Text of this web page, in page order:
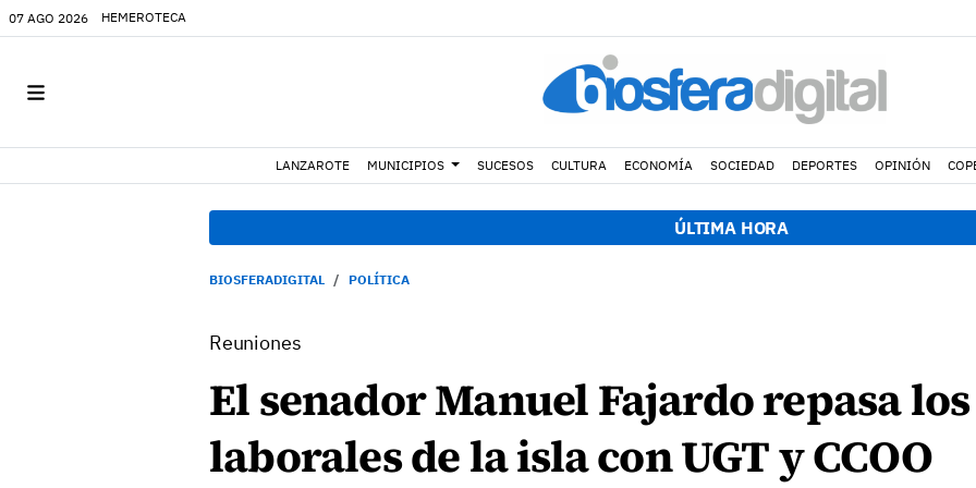
07 AGO 2026 HEMEROTECA
LANZAROTE MUNICIPIOS SUCESOS CULTURA ECONOMÍA SOCIEDAD DEPORTES OPINIÓN
ÚLTIMA HORA
BIOSFERADIGITAL POLÍTICA
Reuniones
El senador Manuel Fajardo repasa
laborales de la isla con UGT y CCOO